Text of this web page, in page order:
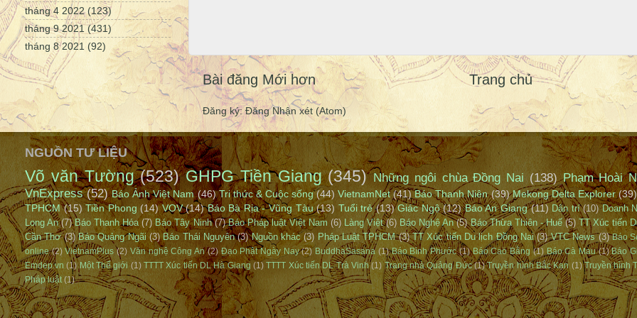
Bài đăng Mới hơn Trang chủ
Đăng ký:Đăng Nhận xét (Atom)
tháng 4 2022(123)
tháng 9 2021(431)
tháng 8 2021 (92)
NGUỒN TƯ LIỆU
Võ văn Tường (523) GHPG Tiền Giang (345) Những ngôi chùa Đồng Nai (138) Phạm Hoài
VnExpress (52) Báo Ảnh Việt Nam (46) Tri thức & Cuộc sống (44) VietnamNet (41) Báo Thanh Niên (39) Mekong Delta Explorer (39)
TPHCM (15) Tiền Phong (14) VOV (14) Báo Bà Rịa - Vũng Tàu (13) Tuổi trẻ (13) Giác Ngộ (12) Báo An Giang (11) Dân trí (10) Doanh
Long An (7) Báo Thanh Hóa (7) Báo Tây Ninh (7) Báo Pháp luật Việt Nam (6) Làng Việt (6) Báo Nghệ An (5) Báo Thừa Thiên - Huế (5) TT Xúc tiến
Cần Thơ (3) Báo Quảng Ngãi (3) Báo Thái Nguyên (3) Nguồn khác (3) Pháp Luật TPHCM (3) TT Xúc tiến Du lịch Đồng Nai (3) VTC News (3) Báo
online (2) VietnamPlus (2) Văn nghệ Công An (2) Đạo Phật Ngày Nay (2) BuddhaSasana (1) Báo Bình Phước (1) Báo Cao Bằng (1) Báo Cà Mau (1) Báo
Emdep.vn (1) Một Thế giới (1) TTTT Xúc tiến DL Hà Giang (1) TTTT Xúc tiến DL Trà Vinh (1) Trang nhà Quảng Đức (1) Truyền hình Bắc Kạn (1) Truyền hình
Pháp luật (1)